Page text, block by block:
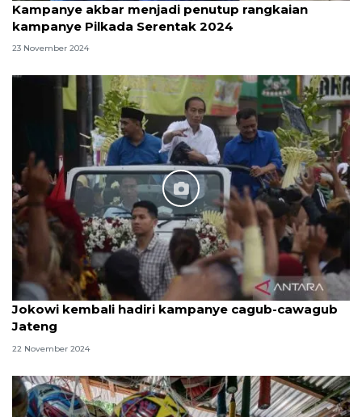
Kampanye akbar menjadi penutup rangkaian
kampanye Pilkada Serentak 2024
23 November 2024
Jokowi kembali hadiri kampanye cagub-cawagub
Jateng
22 November 2024